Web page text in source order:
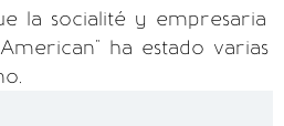
la socialité y empresaria
ha estado varias